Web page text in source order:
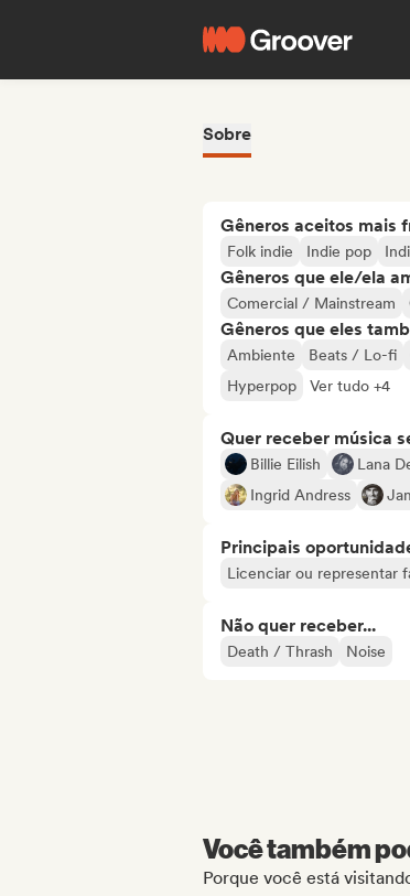
Sobre
Gêneros aceitos mais
Folk indie Indie pop
Gêneros que ele/ela
Comercial / Mainstream
Gêneros que eles
Ambiente Beats / Lo-fi
Hyperpop
Ver tudo +4
Quer receber música
Billie Eilish Lana
Ingrid Andress
Principais
Licenciar ou representar
Não quer receber...
Death / Thrash Noise
Você também
Porque você está